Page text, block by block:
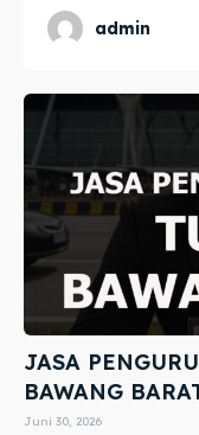
admin
JASA
BAWANG
Juni 30, 2026